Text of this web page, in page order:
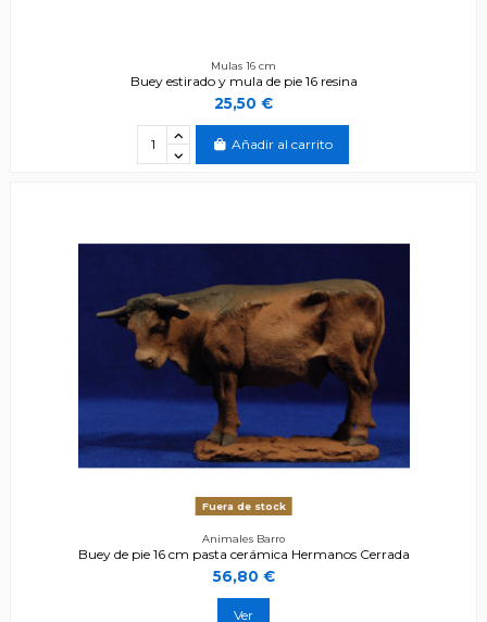
Mulas 16 cm
Buey estirado y mula de pie 16 resina
25,50 €
Añadir al carrito
Fuera de stock
Animales Barro
Buey de pie 16 cm pasta cerámica Hermanos Cerrada
56,80 €
Ver